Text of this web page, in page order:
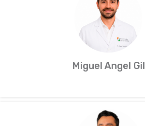
Miguel Angel Gil